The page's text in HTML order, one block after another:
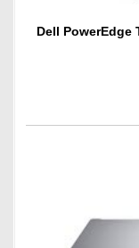
Dell PowerEdge